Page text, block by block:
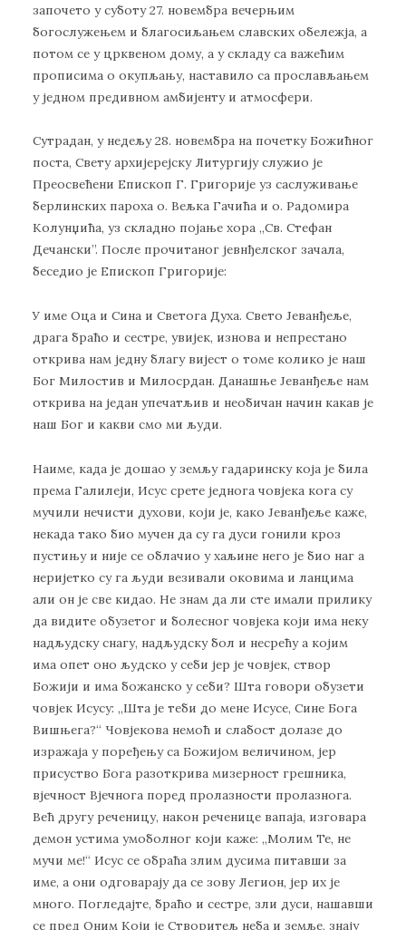
започето у суботу 27. новембра вечерњим
богослужењем и благосиљањем славских обележја, а
потом се у црквеном дому, а у складу са важећим
прописима о окупљању, наставило са прослављањем
у једном предивном амбијенту и атмосфери.
Сутрадан, у недељу 28. новембра на почетку Божићног
поста, Свету архијерејску Литургију служио је
Преосвећени Епископ Г. Григорије уз саслуживање
берлинских пароха о. Вељка Гачића и о. Радомира
Колунџића, уз складно појање хора ,,Св. Стефан
Дечански”. После прочитаног јевнђелског зачала,
беседио је Епископ Григорије:
У име Оца и Сина и Светога Духа. Свето Јеванђеље,
драга браћо и сестре, увијек, изнова и непрестано
открива нам једну благу вијест о томе колико је наш
Бог Милостив и Милосрдан. Данашње Јеванђеље нам
открива на један упечатљив и необичан начин какав је
наш Бог и какви смо ми људи.
Наиме, када је дошао у земљу гадаринску која је била
према Галилеји, Исус срете једнога човјека кога су
мучили нечисти духови, који је, како Јеванђеље каже,
некада тако био мучен да су га дуси гонили кроз
пустињу и није се облачио у хаљине него је био наг а
неријетко су га људи везивали оковима и ланцима
али он је све кидао. Не знам да ли сте имали прилику
да видите обузетог и болесног човјека који има неку
надљудску снагу, надљудску бол и несрећу а којим
има опет оно људско у себи јер је човјек, створ
Божији и има божанско у себи? Шта говори обузети
човјек Исусу: ,,Шта је теби до мене Исусе, Сине Бога
Вишњега?“ Човјекова немоћ и слабост долазе до
изражаја у поређењу са Божијом величином, јер
присуство Бога разоткрива мизерност грешника,
вјечност Вјечнога поред пролазности пролазнога.
Већ другу реченицу, након реченице вапаја, изговара
демон устима умоболног који каже: ,,Молим Те, не
мучи ме!“ Исус се обраћа злим дусима питавши за
име, а они одговарају да се зову Легион, јер их је
много. Погледајте, браћо и сестре, зли дуси, нашавши
се пред Оним Који је Створитељ неба и земље, знају